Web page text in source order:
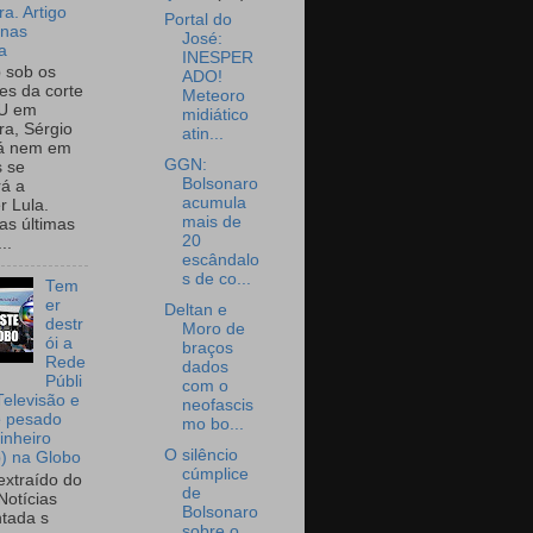
Artigo
sob os
da corte
em
Sérgio
nem em
se
a
Lula.
últimas
Tem
er
destr
ói a
Rede
Públi
e
pesado
na Globo
do
s
Portal do
José:
INESPER
ADO!
Meteoro
midiático
atin...
GGN:
Bolsonaro
acumula
mais de
20
escândalo
s de co...
Deltan e
Moro de
braços
dados
com o
neofascis
mo bo...
O silêncio
cúmplice
de
Bolsonaro